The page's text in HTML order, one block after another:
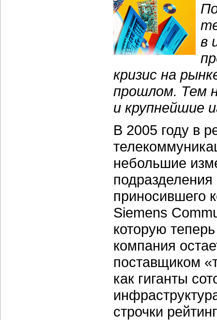
в
кризис на
прошлом. Тем
и крупнейшие
В 2005 году в
небольшие
приносившего
Siemens
которую
компания
поставщиком
как гиганты
строчки